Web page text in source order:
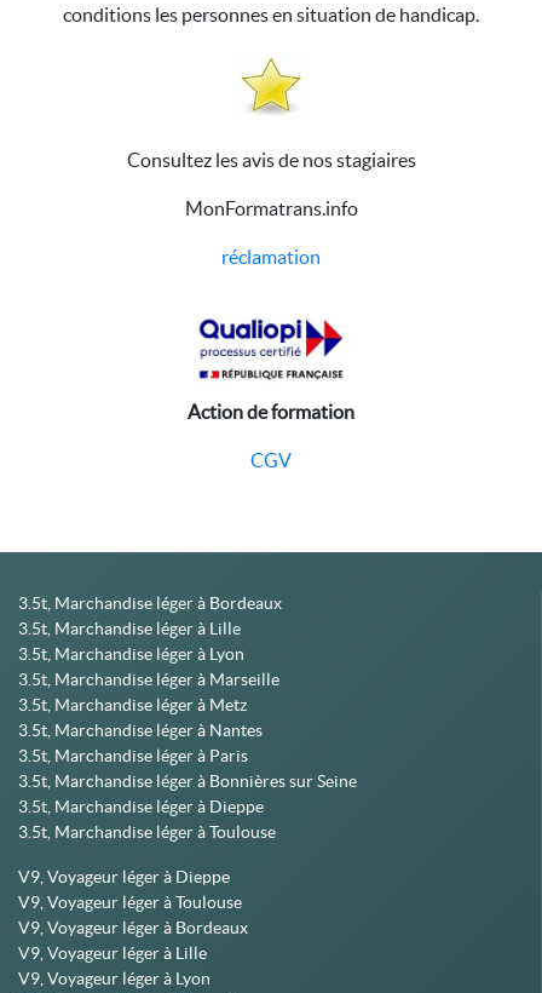
conditions les personnes en situation de handicap.
Consultez les avis de nos stagiaires
MonFormatrans.info
réclamation
Action de formation
CGV
3.5t, Marchandise léger à Bordeaux
3.5t, Marchandise léger à Lille
3.5t, Marchandise léger à Lyon
3.5t, Marchandise léger à Marseille
3.5t, Marchandise léger à Metz
3.5t, Marchandise léger à Nantes
3.5t, Marchandise léger à Paris
3.5t, Marchandise léger à Bonnières sur Seine
3.5t, Marchandise léger à Dieppe
3.5t, Marchandise léger à Toulouse
V9, Voyageur léger à Dieppe
V9, Voyageur léger à Toulouse
V9, Voyageur léger à Bordeaux
V9, Voyageur léger à Lille
V9, Voyageur léger à Lyon